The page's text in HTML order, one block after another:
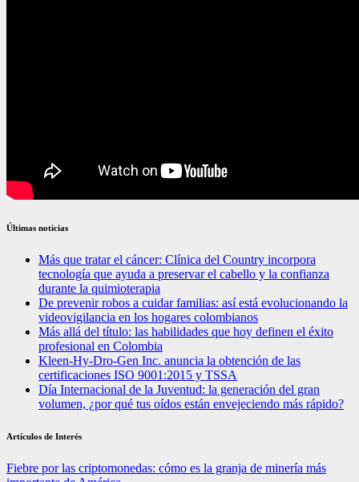
Últimas noticias
Más que tratar el cáncer: Clínica del Country incorpora
tecnología que ayuda a preservar el cabello y la confianza
durante la quimioterapia
De prevenir robos a cuidar familias: así está evolucionando la
videovigilancia en los hogares colombianos
Más allá del título: las habilidades que hoy definen el éxito
profesional en Colombia
Kleen-Hy-Dro-Gen Inc. anuncia la obtención de las
certificaciones ISO 9001:2015 y TSSA
Día Internacional de la Juventud: la generación del gran
volumen, ¿por qué tus oídos están envejeciendo más rápido?
Artículos de Interés
Fiebre por las criptomonedas: cómo es la granja de minería más